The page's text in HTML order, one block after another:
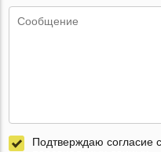
Подтверждаю согласие